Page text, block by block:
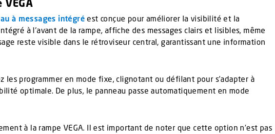
à messages intégré est conçue pour améliorer la visibilité et la
à l’avant de la rampe, affiche des messages clairs et lisibles, même
reste visible dans le rétroviseur central, garantissant une information
les programmer en mode fixe, clignotant ou défilant pour s’adapter à
optimale. De plus, le panneau passe automatiquement en mode
à la rampe VEGA. Il est important de noter que cette option n’est pas